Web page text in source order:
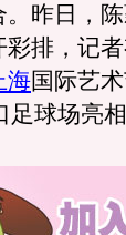
昨日，
彩排，记
海国际艺
球场亮相